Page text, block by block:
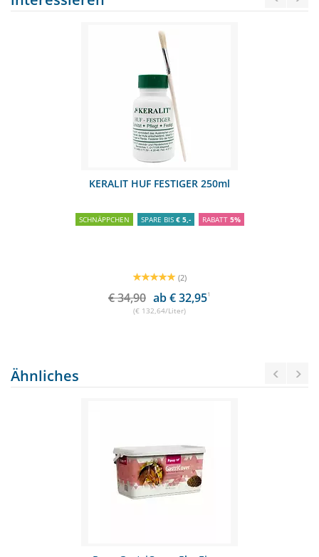
KERALIT HUF FESTIGER 250ml
SCHNÄPPCHEN SPARE BIS € 5,- RABATT 5%
(2)
€ 34,90 ab € 32,951
(€ 132,64/Liter)
Ähnliches